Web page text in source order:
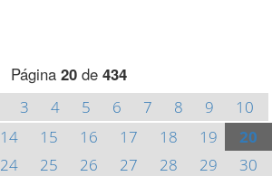
Página 20 de 434
3 4 5 6 7 8 9
10
14 15 16 17 18 19
20
24 25 26 27 28 29
30